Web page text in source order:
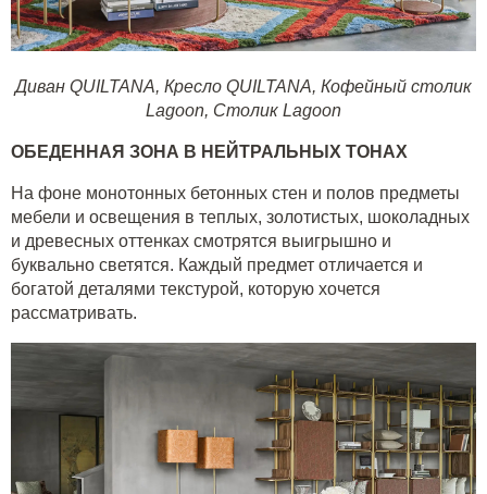
Диван QUILTANA, Кресло QUILTANA, Кофейный столик
Lagoon, Столик Lagoon
ОБЕДЕННАЯ ЗОНА В НЕЙТРАЛЬНЫХ ТОНАХ
На фоне монотонных бетонных стен и полов предметы
мебели и освещения в теплых, золотистых, шоколадных
и древесных оттенках смотрятся выигрышно и
буквально светятся. Каждый предмет отличается и
богатой деталями текстурой, которую хочется
рассматривать.